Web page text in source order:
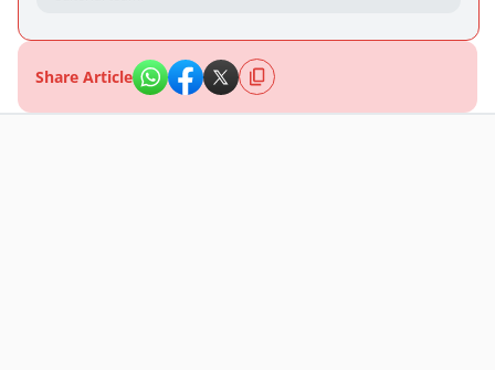
Share Article